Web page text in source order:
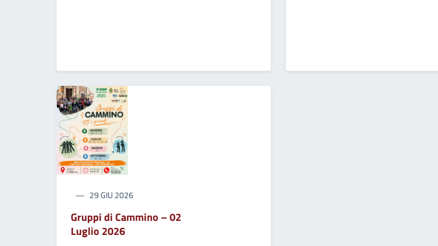
29 GIU 2026
Gruppi di Cammino – 02
Luglio 2026